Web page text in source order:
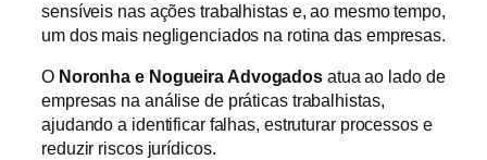
sensíveis nas ações trabalhistas e, ao mesmo tempo,
um dos mais negligenciados na rotina das empresas.
O Noronha e Nogueira Advogados atua ao lado de
empresas na análise de práticas trabalhistas,
ajudando a identificar falhas, estruturar processos e
reduzir riscos jurídicos.